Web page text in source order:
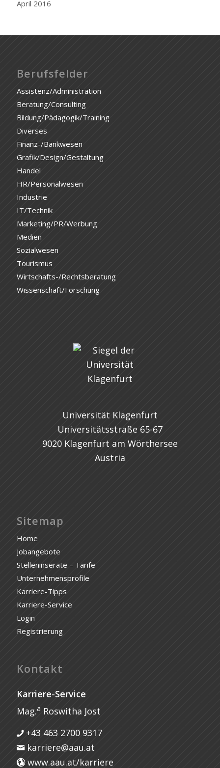
April 2016
Berufsfelder
Assistenz/Administration
Beratung/Consulting
Bildung/Pädagogik/Training
Diverses
Finanz-/Bankwesen
Grafik/Design/Gestaltung
Handel
HR/Personalwesen
Industrie
IT/Technik
Marketing/PR/Werbung
Medien
Sozialwesen
Tourismus
Wirtschafts-/Rechtsberatung
Wissenschaft/Forschung
Universität Klagenfurt
Universitätsstraße 65-67
9020 Klagenfurt am Wörthersee
Austria
Sitemap
Home
Jobangebote
Stelleninserate – Tarife
Unternehmensprofile
Karriere-Tipps
Karriere-Service
Login
Registrierung
Kontakt
Karriere-Service
Mag.a Roswitha Jost
+43 463 2700 9317
karriere@aau.at
www.aau.at/karriere